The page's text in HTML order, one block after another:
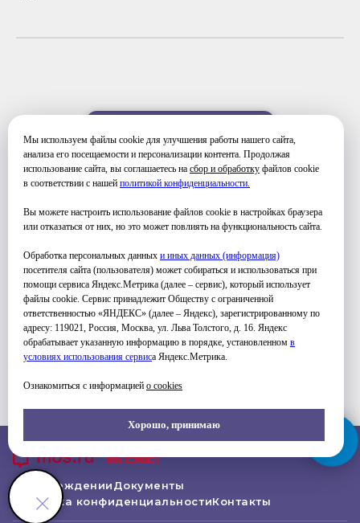
Мы используем файлы cookie для улучшения работы нашего сайта,
анализа его посещаемости и персонализации контента. Продолжая
использование сайта, вы соглашаетесь на сбор и обработку файлов cookie
в соответствии с нашей политикой конфиденциальности.
Вы можете настроить использование файлов cookie в настройках браузера
или отказаться от них, но это может повлиять на функциональность сайта.
Обработка персональных данных и иных данных (информация)
посетителя сайта (пользователя) может собираться и использоваться при
помощи сервиса Яндекс.Метрика (далее – сервис), который использует
файлы cookie. Сервис принадлежит Обществу с ограниченной
ответственностью «ЯНДЕКС» (далее – Яндекс), зарегистрированному по
адресу: 119021, Россия, Москва, ул. Льва Толстого, д. 16. Яндекс
обрабатывает указанную информацию в порядке, установленном в
условиях использования сервиса Яндекс.Метрика.
Ознакомиться с информацией о cookies
Хорошо, принимаю
УЗНАТЬ ПОДРОБНЕЕ
ФОТО ЗАНЯТИЙ
Об УчрежденииДокументы
Политика конфиденциальностиКонтакты